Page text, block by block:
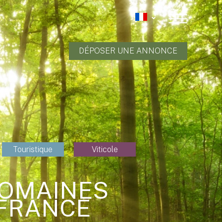
DÉPOSER UNE ANNONCE
Touristique Viticole